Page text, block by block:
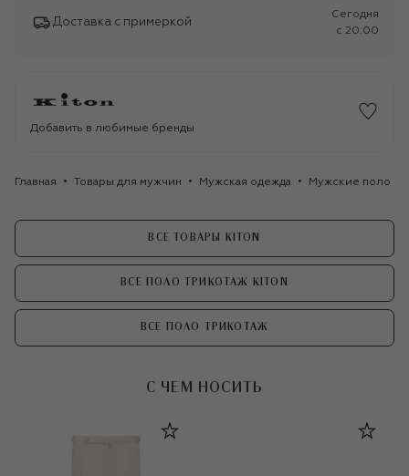
Доставка с примеркой
Сегодня
c 20:00
Добавить в любимые бренды
Главная Товары для мужчин Мужская одежда Мужские поло
ВСЕ ТОВАРЫ KITON
ВСЕ ПОЛО ТРИКОТАЖ KITON
ВСЕ ПОЛО ТРИКОТАЖ
С ЧЕМ НОСИТЬ